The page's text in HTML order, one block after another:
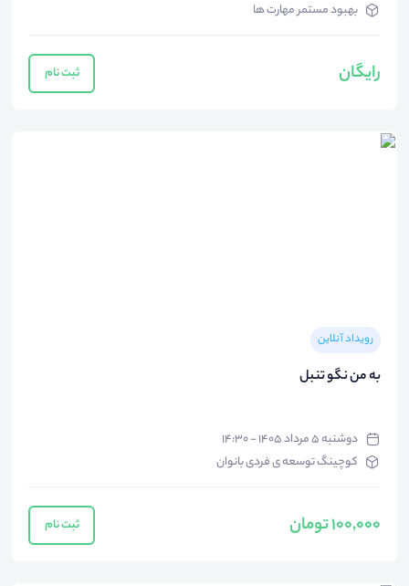
بهبود مستمر مهارت ها
رایگان ثبت نام
رویداد آنلاین
به من نگو تنبل
دوشنبه ۵ مرداد ۱۴۰۵ - ۱۴:۳۰
کوچینگ توسعه ی فردی بانوان
100,000 تومان ثبت نام